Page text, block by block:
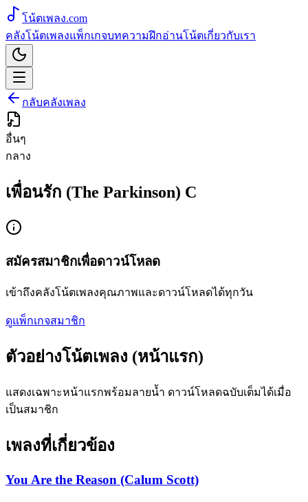
โน้ตเพลง.com
คลังโน้ตเพลงแพ็กเกจบทความฝึกอ่านโน้ตเกี่ยวกับเรา
กลับคลังเพลง
อื่นๆ
กลาง
เพื่อนรัก (The Parkinson) C
สมัครสมาชิกเพื่อดาวน์โหลด
เข้าถึงคลังโน้ตเพลงคุณภาพและดาวน์โหลดได้ทุกวัน
ดูแพ็กเกจสมาชิก
ตัวอย่างโน้ตเพลง (หน้าแรก)
แสดงเฉพาะหน้าแรกพร้อมลายน้ำ ดาวน์โหลดฉบับเต็มได้เมื่อ
เป็นสมาชิก
เพลงที่เกี่ยวข้อง
You Are the Reason (Calum Scott)